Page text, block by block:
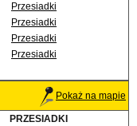
Przesiadki
Przesiadki
Przesiadki
Przesiadki
Pokaż na mapie
PRZESIADKI